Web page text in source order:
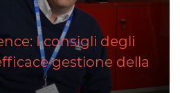
I consigli degli
gestione della